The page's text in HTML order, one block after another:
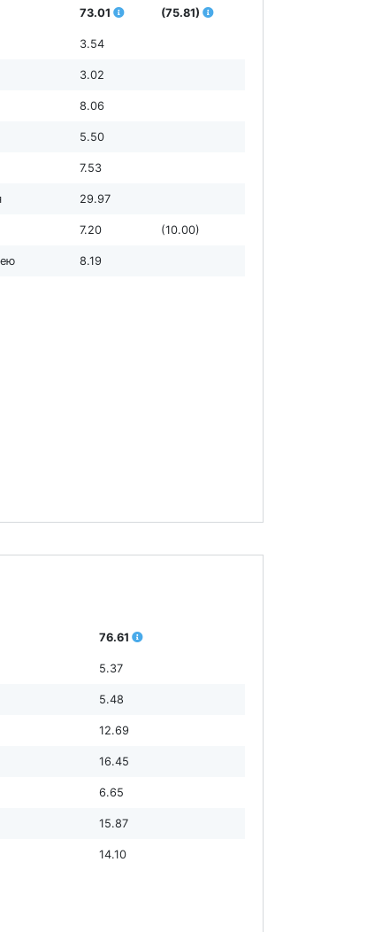
73.01 (75.81)
3.54
3.02
8.06
5.50
7.53
29.97
7.20 (10.00)
8.19
76.61
5.37
5.48
12.69
16.45
6.65
15.87
14.10